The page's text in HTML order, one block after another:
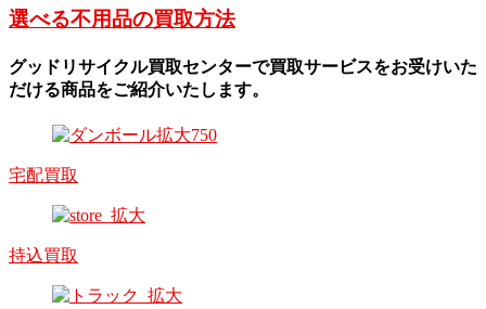
選べる不用品の買取方法
グッドリサイクル買取センターで買取サービスをお受けいた
だける商品をご紹介いたします。
宅配買取
持込買取